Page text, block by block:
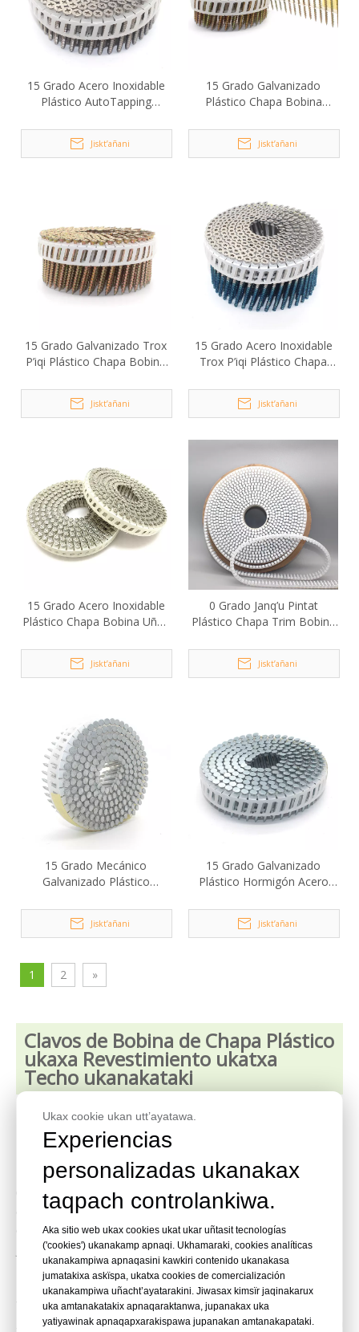
15 Grado Acero Inoxidable
Plástico AutoTapping
Jiskt’añani
15 Grado Galvanizado
Plástico Chapa Bobina
Jiskt’añani
15 Grado Galvanizado Trox
P’iqi Plástico Chapa Bobina
Jiskt’añani
15 Grado Acero Inoxidable
Trox P’iqi Plástico Chapa
Jiskt’añani
15 Grado Acero Inoxidable
Plástico Chapa Bobina Uñas
16mm
Jiskt’añani
0 Grado Janq’u Pintat
Plástico Chapa Trim Bobina
1000Pcs
Jiskt’añani
15 Grado Mecánico
Galvanizado Plástico
2.6x38mm
Jiskt’añani
15 Grado Galvanizado
Plástico Hormigón Acero
Jiskt’añani
1 2 »
Clavos de Bobina de Chapa Plástico
ukaxa Revestimiento ukatxa
Techo ukanakataki
KYA Fasteners ukaxa plástico chapa bobina clavos
ukanakaxa luratawa suma ukhamaraki q’uma fijación
ukanakatakixa aplicaciones ukanakana kunjamatixa
revestimiento, techo, subsuelo, ukhamaraki cercado.
0° ukhamaraki 15° ángulo ukanakanwa utji, uka
clavonakax ch’aman, flexible plástico ukamp
chikt’atawa, ukax clavo lurañ pachanx jasakiw
jaljtaraki, janiw kuna yaqha ch’usanak jaytkiti q’uma
irnaqäw chiqataki. Uñacht’ayatawa acero, acero
inoxidable, jan ukaxa aluminio ukanakampi
tukuyawinakampi kunjamatixa qhana, electro-
galvanizado, jan ukaxa caliente-dip galvanizado, ukaxa
Ukax cookie ukan utt’ayatawa.
Experiencias
personalizadas ukanakax
taqpach controlankiwa.
Aka sitio web ukax cookies ukat ukar uñtasit tecnologías
('cookies') ukanakamp apnaqi. Ukhamaraki, cookies analíticas
ukanakampiwa apnaqasini kawkiri contenido ukanakasa
jumatakixa askïspa, ukatxa cookies de comercialización
ukanakampiwa uñacht’ayatarakini. Jiwasax kimsïr jaqinakarux
uka amtanakatakix apnaqaraktanwa, jupanakax uka
yatiyawinak apnaqapxarakispawa jupanakan amtanakapataki.